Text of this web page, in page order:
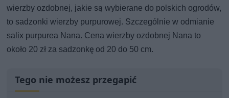
wierzby ozdobnej, jakie są wybierane do polskich ogrodów,
to sadzonki wierzby purpurowej. Szczególnie w odmianie
salix purpurea Nana. Cena wierzby ozdobnej Nana to
około 20 zł za sadzonkę od 20 do 50 cm.
Tego nie możesz przegapić